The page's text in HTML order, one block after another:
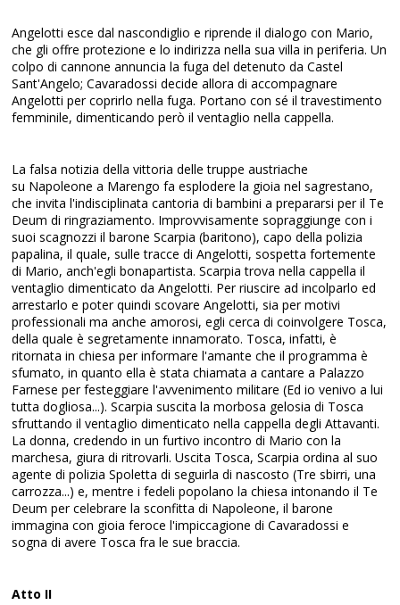
Angelotti esce dal nascondiglio e riprende il dialogo con Mario,
che gli offre protezione e lo indirizza nella sua villa in periferia. Un
colpo di cannone annuncia la fuga del detenuto da Castel
Sant'Angelo; Cavaradossi decide allora di accompagnare
Angelotti per coprirlo nella fuga. Portano con sé il travestimento
femminile, dimenticando però il ventaglio nella cappella.
La falsa notizia della vittoria delle truppe austriache
su Napoleone a Marengo fa esplodere la gioia nel sagrestano,
che invita l'indisciplinata cantoria di bambini a prepararsi per il Te
Deum di ringraziamento. Improvvisamente sopraggiunge con i
suoi scagnozzi il barone Scarpia (baritono), capo della polizia
papalina, il quale, sulle tracce di Angelotti, sospetta fortemente
di Mario, anch'egli bonapartista. Scarpia trova nella cappella il
ventaglio dimenticato da Angelotti. Per riuscire ad incolparlo ed
arrestarlo e poter quindi scovare Angelotti, sia per motivi
professionali ma anche amorosi, egli cerca di coinvolgere Tosca,
della quale è segretamente innamorato. Tosca, infatti, è
ritornata in chiesa per informare l'amante che il programma è
sfumato, in quanto ella è stata chiamata a cantare a Palazzo
Farnese per festeggiare l'avvenimento militare (Ed io venivo a lui
tutta dogliosa...). Scarpia suscita la morbosa gelosia di Tosca
sfruttando il ventaglio dimenticato nella cappella degli Attavanti.
La donna, credendo in un furtivo incontro di Mario con la
marchesa, giura di ritrovarli. Uscita Tosca, Scarpia ordina al suo
agente di polizia Spoletta di seguirla di nascosto (Tre sbirri, una
carrozza...) e, mentre i fedeli popolano la chiesa intonando il Te
Deum per celebrare la sconfitta di Napoleone, il barone
immagina con gioia feroce l'impiccagione di Cavaradossi e
sogna di avere Tosca fra le sue braccia.
Atto II